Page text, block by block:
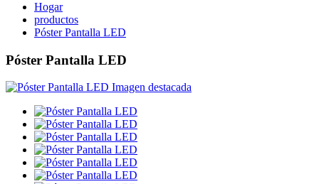
Hogar
productos
Póster Pantalla LED
Póster Pantalla LED